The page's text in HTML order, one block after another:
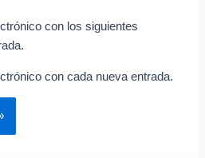
con los siguientes
con cada nueva entrada.